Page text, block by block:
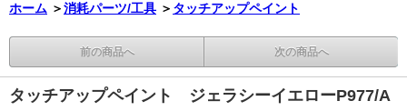
ホーム ＞消耗パーツ/工具 ＞ タッチアップペイント
前の商品へ 次の商品へ
タッチアップペイント ジェラシーイエローP977/A